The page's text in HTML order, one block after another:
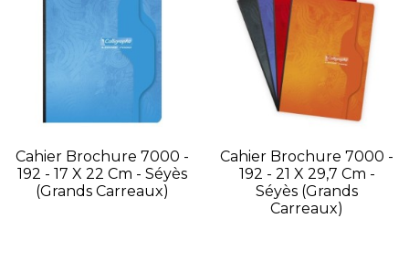
Cahier Brochure 7000 -
192 - 17 X 22 Cm - Séyès
(grands Carreaux)
Cahier Brochure 7000 -
192 - 21 X 29,7 Cm -
Séyès (grands
Carreaux)